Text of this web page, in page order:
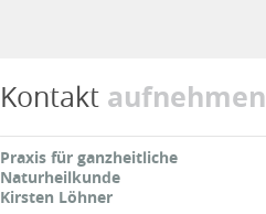
Kontakt aufnehmen
Praxis für ganzheitliche
Naturheilkunde
Kirsten Löhner